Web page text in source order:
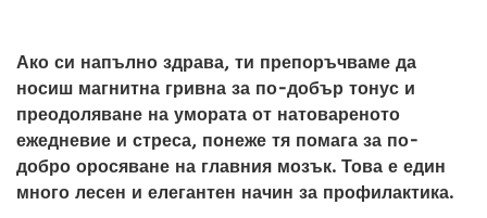
Ако си напълно здрава, ти препоръчваме да
носиш магнитна гривна за по-добър тонус и
преодоляване на умората от натовареното
ежедневие и стреса, понеже тя помага за по-
добро оросяване на главния мозък. Това е един
много лесен и елегантен начин за профилактика.